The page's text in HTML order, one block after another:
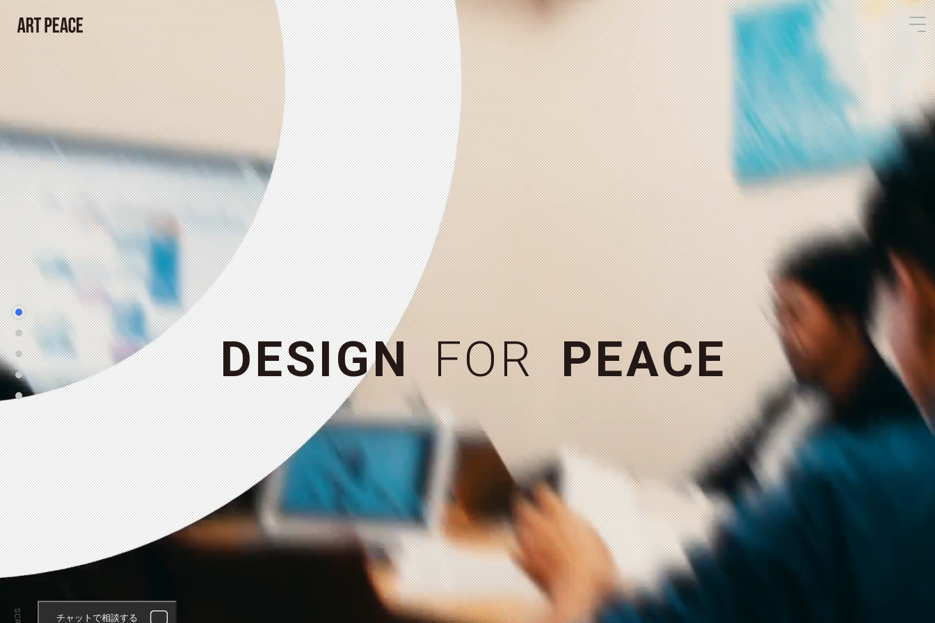
DESIGN FOR PEACE
チャットで相談する
お問い合わせ